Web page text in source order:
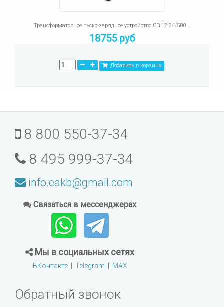
Трансформаторное пуско-зарядное устройство СЗ 12;24/500...
18755 руб
Добавить в корзину
8 800 550-37-34
8 495 999-37-34
info.eakb@gmail.com
Связаться в мессенджерах
Мы в социальных сетях
ВКонтакте| Telegram | MAX
Обратный звонок